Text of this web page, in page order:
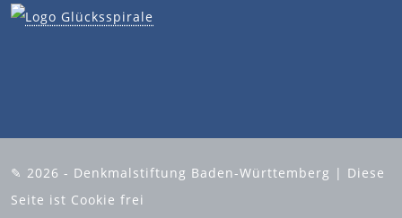
✎ 2026 - Denkmalstiftung Baden-Württemberg | Diese
Seite ist Cookie frei